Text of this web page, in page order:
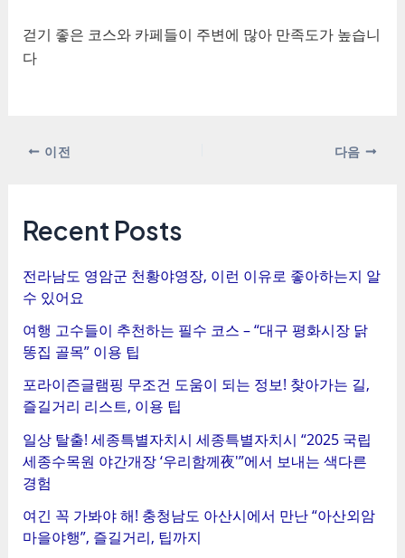
걷기 좋은 코스와 카페들이 주변에 많아 만족도가 높습니
다
이전 다음
Recent Posts
전라남도 영암군 천황야영장, 이런 이유로 좋아하는지 알
수 있어요
여행 고수들이 추천하는 필수 코스 – “대구 평화시장 닭
똥집 골목” 이용 팁
포라이즌글램핑 무조건 도움이 되는 정보! 찾아가는 길,
즐길거리 리스트, 이용 팁
일상 탈출! 세종특별자치시 세종특별자치시 “2025 국립
세종수목원 야간개장 ‘우리함께夜'”에서 보내는 색다른
경험
여긴 꼭 가봐야 해! 충청남도 아산시에서 만난 “아산외암
마을야행”, 즐길거리, 팁까지